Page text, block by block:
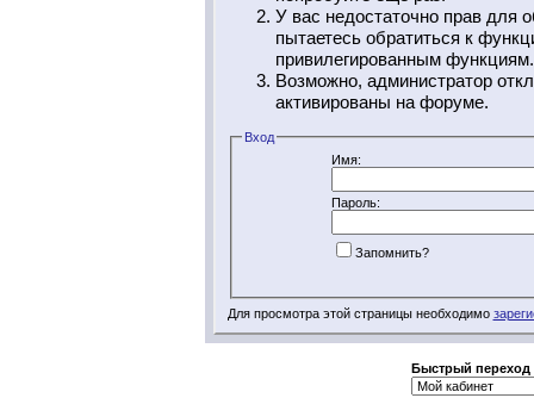
У вас недостаточно прав для
пытаетесь обратиться к
привилегированным функциям.
Возможно, администратор
активированы на форуме.
Вход
Имя:
Пароль:
Запомнить?
Для просмотра этой страницы необходимо
Быстрый переход